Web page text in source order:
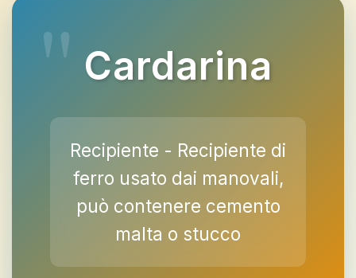
Cardarina
Recipiente - Recipiente di
ferro usato dai manovali,
può contenere cemento
malta o stucco